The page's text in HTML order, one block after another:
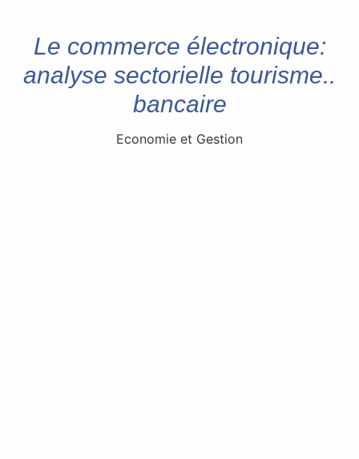
Le commerce électronique:
analyse sectorielle tourisme..
bancaire
Economie et Gestion